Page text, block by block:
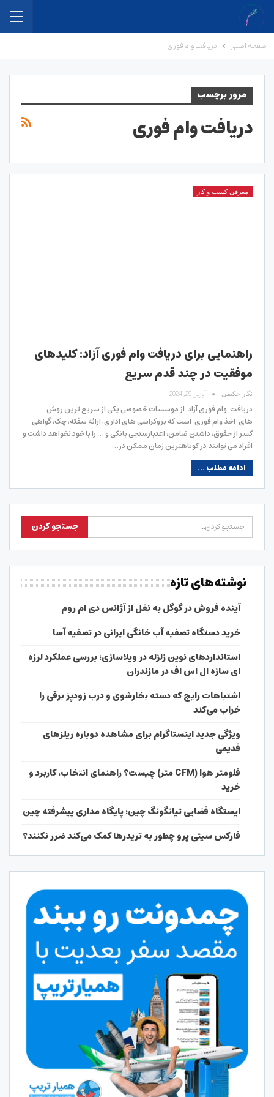
صفحه اصلی دریافت وام فوری
مرور برچسب
دریافت وام فوری
معرفی کسب و کار
راهنمایی برای دریافت وام فوری آزاد: کلیدهای
موفقیت در چند قدم سریع
نگار حکیمی آوریل 29, 2024
دریافت وام فوری آزاد از موسسات خصوصی یکی از سریع ترین روش
های اخذ وام فوری است که بروکراسی های اداری، ارائه سفته، چک، گواهی
کسر از حقوق، داشتن ضامن، اعتبارسنجی بانکی و … را با خود نخواهد داشت و
افراد می توانند در کوتاهترین زمان ممکن در…
ادامه مطلب ...
نوشته‌های تازه
آینده فروش در گوگل به نقل از آژانس دی ام روم
خرید دستگاه تصفیه آب خانگی ایرانی در تصفیه آسا
استانداردهای نوین زلزله در ویلاسازی؛ بررسی عملکرد لرزه
ای سازه ال اس اف در مازندران
اشتباهات رایج که دسته بخارشوی و درب زودپز برقی را
خراب می‌کند
ویژگی جدید اینستاگرام برای مشاهده دوباره ریلزهای
قدیمی
فلومتر هوا (CFM متر) چیست؟ راهنمای انتخاب، کاربرد و
خرید
ایستگاه فضایی تیانگونگ چین؛ پایگاه مداری پیشرفته چین
فارکس سیتی پرو چطور به تریدرها کمک می‌کند ضرر نکنند؟